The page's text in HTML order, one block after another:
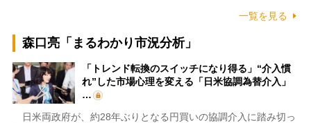
一覧を見る
森口亮「まるわかり市況分析」
「トレンド転換のスイッチになり得る」“介入慣
れ”した市場心理を変える「日米協調為替介入」
…
日米両政府が、約28年ぶりとなる円買いの協調介入に踏み切っ